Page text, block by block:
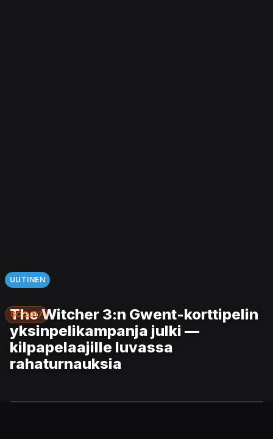
UUTINEN
GC 2017
The Witcher 3:n Gwent-korttipelin
yksinpelikampanja julki —
kilpapelaajille luvassa
rahaturnauksia